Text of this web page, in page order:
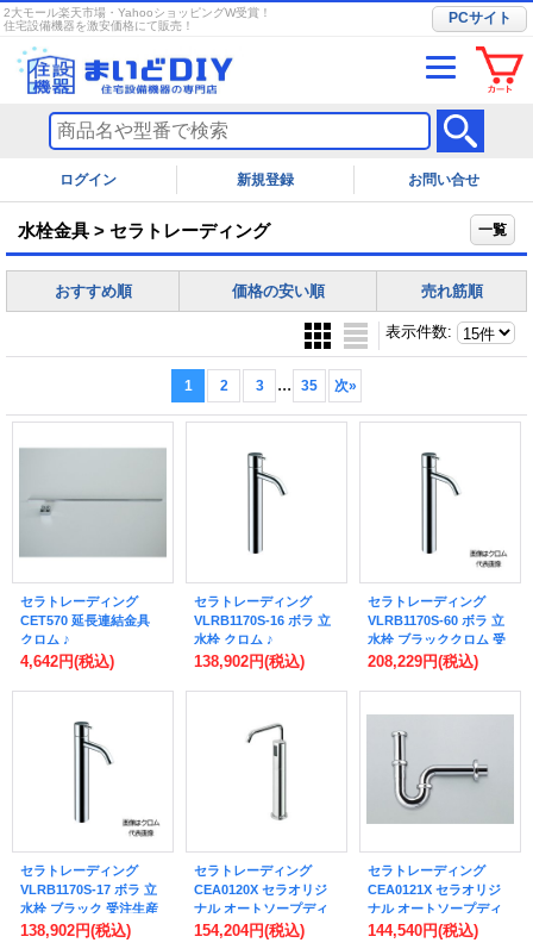
2大モール楽天市場・YahooショッピングW受賞！
住宅設備機器を激安価格にて販売！
PCサイト
ログイン お問い合せ
水栓金具 > セラトレーディング 一覧
おすすめ順 価格の安い順 売れ筋順
表示件数:
1 2 3 ... 35 次»
セラトレーディング
CET570 延長連結金具
クロム ♪
4,642円(税込)
セラトレーディング
VLRB1170S-16 ボラ 立
水栓 クロム ♪
138,902円(税込)
セラトレーディング
VLRB1170S-60 ボラ 立
水栓 ブラッククロム 受
注生産品 §♪
208,229円(税込)
セラトレーディング
VLRB1170S-17 ボラ 立
水栓 ブラック 受注生産
品 §♪
138,902円(税込)
セラトレーディング
CEA0120X セラオリジ
ナル オートソープディ
スペンサー(液状タイプ)
154,204円(税込)
セラトレーディング
CEA0121X セラオリジ
ナル オートソープディ
スペンサー(液状タイプ)
144,540円(税込)